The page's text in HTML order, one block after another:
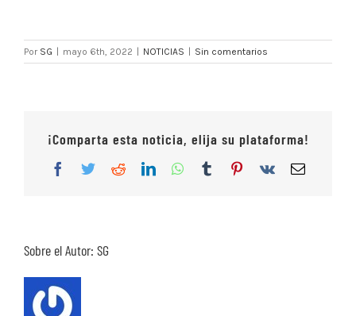
Por SG mayo 6th, 2022 NOTICIAS Sin comentarios
¡Comparta esta noticia, elija su plataforma!
Facebook
TwitterRedditLinkedInWhatsApp
TumblrPinterest
Vk
Correo
Sobre el Autor: SG